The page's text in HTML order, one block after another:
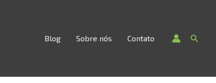
Blog Sobre nós Contato